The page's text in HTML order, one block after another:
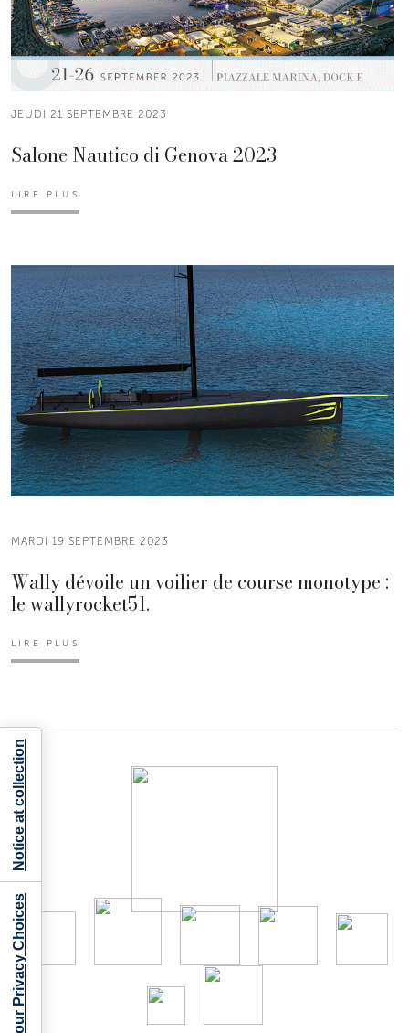
JEUDI 21 SEPTEMBRE 2023
Salone Nautico di Genova 2023
LIRE PLUS
MARDI 19 SEPTEMBRE 2023
Wally dévoile un voilier de course monotype :
le wallyrocket51.
LIRE PLUS
Your Privacy Choices
Notice at collection